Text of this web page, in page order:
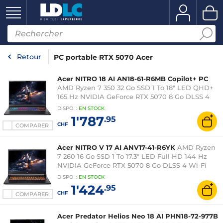
Retour PC portable RTX 5070 Acer
COMPARER
Acer NITRO 18 AI AN18-61-R6MB Copilot+ PC
AMD Ryzen 7 350 32 Go SSD 1 To 18" LED QHD+
165 Hz NVIDIA GeForce RTX 5070 8 Go DLSS 4
Wi-Fi 6E/Bluetooth Webcam Windows 11 Famille
DISPO : EN STOCK
CHF1'787.95
COMPARER
Acer NITRO V 17 AI ANV17-41-R6YK AMD Ryzen
7 260 16 Go SSD 1 To 17.3" LED Full HD 144 Hz
NVIDIA GeForce RTX 5070 8 Go DLSS 4 Wi-Fi
6E/Bluetooth Webcam Windows 11 Famille
DISPO : EN STOCK
CHF1'424.95
Acer Predator Helios Neo 18 AI PHN18-72-977B